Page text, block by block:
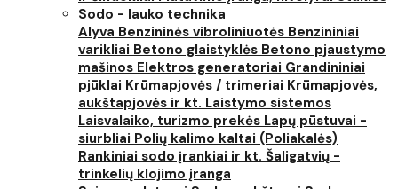
Sodo - lauko technika
Alyva Benzininės vibroliniuotės Benzininiai
varikliai Betono glaistyklės Betono pjaustymo
mašinos Elektros generatoriai Grandininiai
pjūklai Krūmapjovės / trimeriai Krūmapjovės,
aukštapjovės ir kt. Laistymo sistemos
Laisvalaiko, turizmo prekės Lapų pūstuvai -
siurbliai Polių kalimo kaltai (Poliakalės)
Rankiniai sodo įrankiai ir kt. Šaligatvių -
trinkelių klojimo įranga